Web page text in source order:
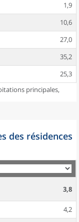
1,9
10,6
27,0
35,2
25,3
principales,
des résidences
3,8
4,2